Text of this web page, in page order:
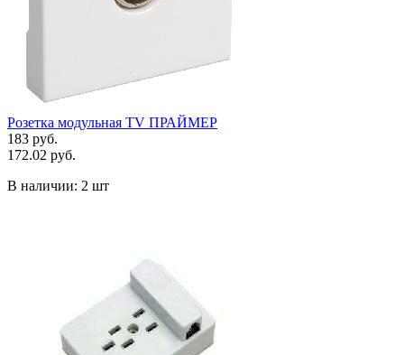
Розетка модульная TV ПРАЙМЕР
183 руб.
172.02 руб.
В наличии: 2 шт